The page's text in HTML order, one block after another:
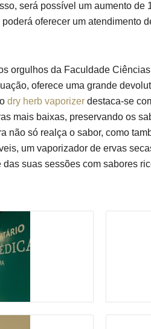
será possível um aumento
oferecer um atendimento
orgulhos da Faculdade
oferece uma grande
dry herb vaporizer destaca-se
mais baixas, preservando os
só realça o sabor, como
um vaporizador de ervas
suas sessões com sabores